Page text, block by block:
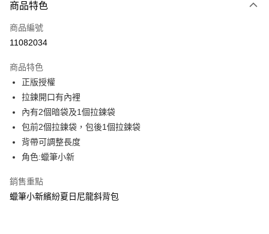
信用卡一次付款
超商取貨付款
Apple Pay
街口支付
悠遊付
Google Pay
相關說明
【大哥付你分期使用說明】
商品特色
商品編號
11082034
商品特色
正版授權
拉鍊開口有內裡
內有2個暗袋及1個拉鍊袋
包前2個拉鍊袋，包後1個拉鍊袋
背帶可調整長度
角色:蠟筆小新
銷售重點
蠟筆小新繽紛夏日尼龍斜背包